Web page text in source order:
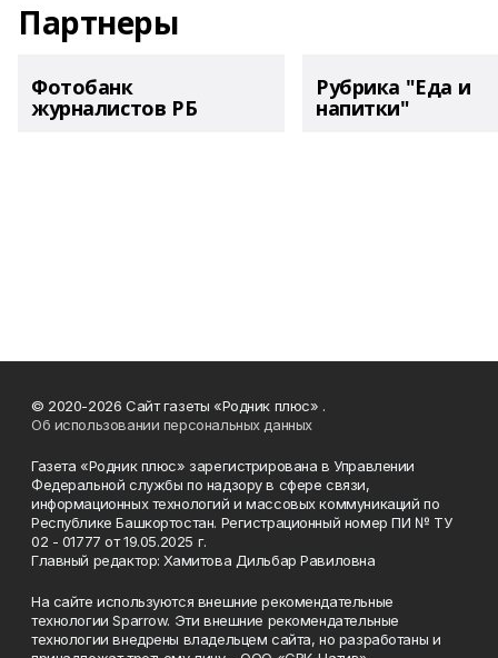
Партнеры
Фотобанк
журналистов РБ
Рубрика "Еда и
напитки"
© 2020-2026 Сайт газеты «Родник плюс» .
Об использовании персональных данных
Газета «Родник плюс» зарегистрирована в Управлении
Федеральной службы по надзору в сфере связи,
информационных технологий и массовых коммуникаций по
Республике Башкортостан. Регистрационный номер ПИ № ТУ
02 - 01777 от 19.05.2025 г.
Главный редактор: Хамитова Дильбар Равиловна
На сайте используются внешние рекомендательные
технологии Sparrow. Эти внешние рекомендательные
технологии внедрены владельцем сайта, но разработаны и